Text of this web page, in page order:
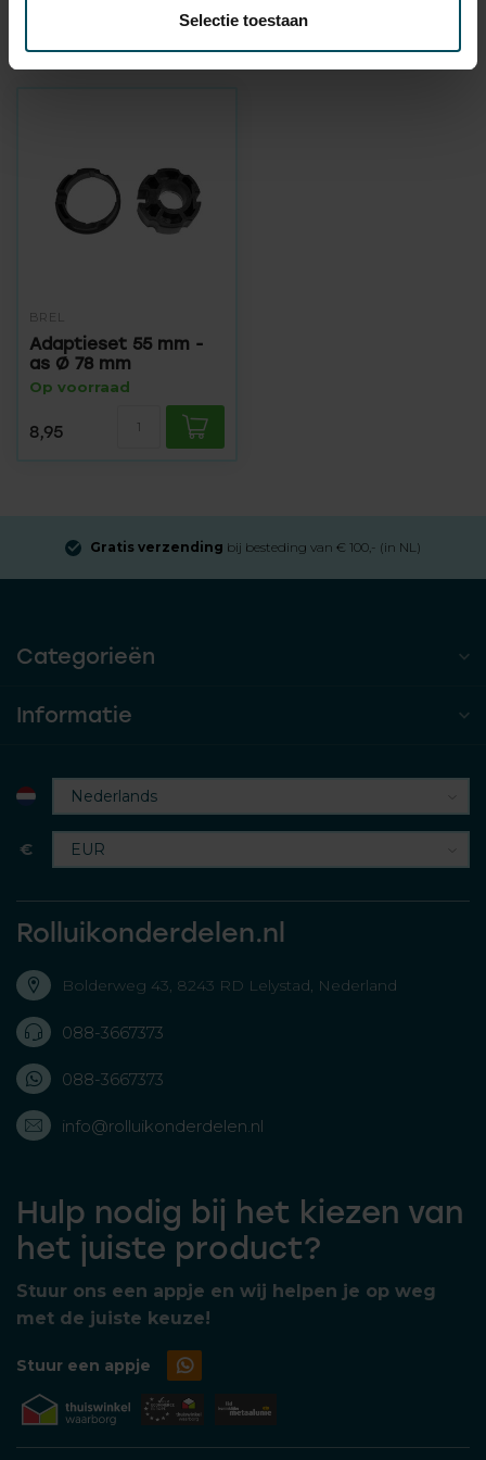
Selectie toestaan
Recent bekeken
BREL
Adaptieset 55 mm -
as Ø 78 mm
Op voorraad
8,95
Gratis verzending bij besteding van € 100,- (in NL)
Categorieën
Informatie
€
Rolluikonderdelen.nl
Bolderweg 43, 8243 RD Lelystad, Nederland
088-3667373
088-3667373
info@rolluikonderdelen.nl
Hulp nodig bij het kiezen van
het juiste product?
Stuur ons een appje en wij helpen je op weg
met de juiste keuze!
Stuur een appje